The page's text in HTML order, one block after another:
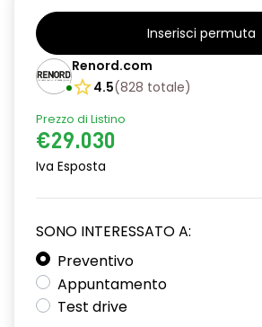
cartografia standard
cerchi in lega da 18''
climatizzatore automatico
criterio tecnico per tetto panoramico
design cerchi in lega da 18'' diamantati
disattivazione ADAS
distance warning avviso distanza di
doppio fondo bagagliaio
driver display 10''
Inserisci permuta
Renord.com
4.5(828 totale)
Prezzo di Listino
€29.030
Iva Esposta
SONO INTERESSATO A:
Preventivo
Appuntamento
Test drive